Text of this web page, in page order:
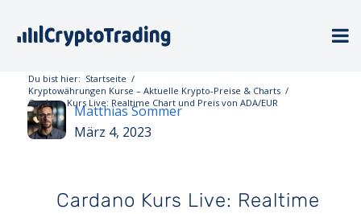
Du bist hier: Startseite /
Kryptowährungen Kurse – Aktuelle Krypto-Preise & Charts /
Cardano Kurs Live: Realtime Chart und Preis von ADA/EUR
Matthias Sommer
März 4, 2023
Cardano Kurs Live: Realtime